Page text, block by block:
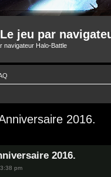
jeu par
navigateur Halo-Battle
2016.
2016.
pm